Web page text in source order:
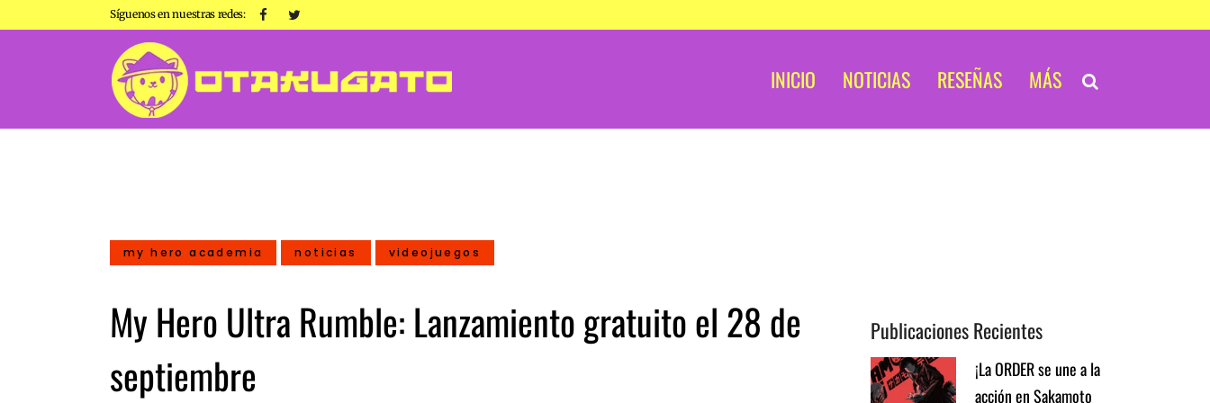
Síguenos en nuestras redes:
INICIO NOTICIAS RESEÑAS MÁS
my hero academia noticias videojuegos
My Hero Ultra Rumble: Lanzamiento gratuito el 28 de
septiembre
Publicaciones Recientes
¡La ORDER se une a la
acción en Sakamoto